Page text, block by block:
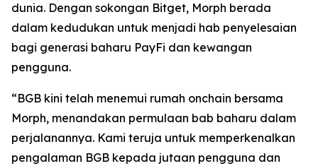
dunia. Dengan sokongan Bitget, Morph berada
dalam kedudukan untuk menjadi hab penyelesaian
bagi generasi baharu PayFi dan kewangan
pengguna.
“BGB kini telah menemui rumah onchain bersama
Morph, menandakan permulaan bab baharu dalam
perjalanannya. Kami teruja untuk memperkenalkan
pengalaman BGB kepada jutaan pengguna dan